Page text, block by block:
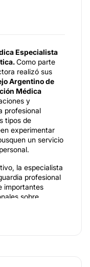
Especialista
Como parte
realizó sus
Argentino de
Médica
y
profesional
tipos de
experimentar
un servicio
la especialista
profesional
importantes
sobre
y
sus pacientes